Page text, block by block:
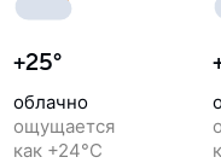
+25°
облачно
ощущается
как +24°C